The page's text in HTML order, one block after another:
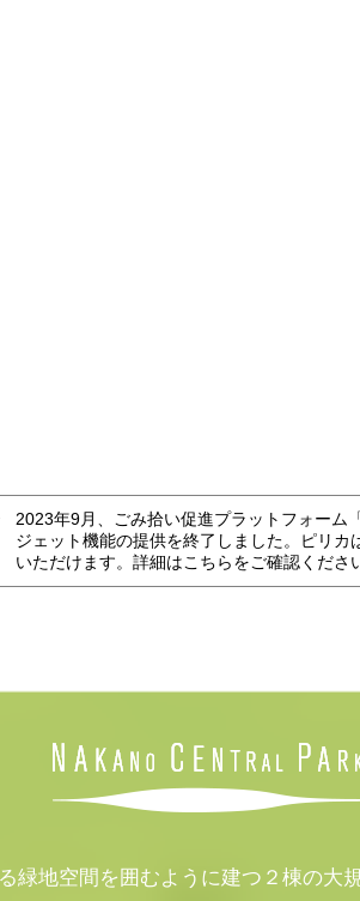
2023年9月、ごみ拾い促進プラットフォーム
ジェット機能の提供を終了しました。ピリカ
いただけます。詳細はこちらをご確認くださ
緑地空間を囲むように建つ２棟の大